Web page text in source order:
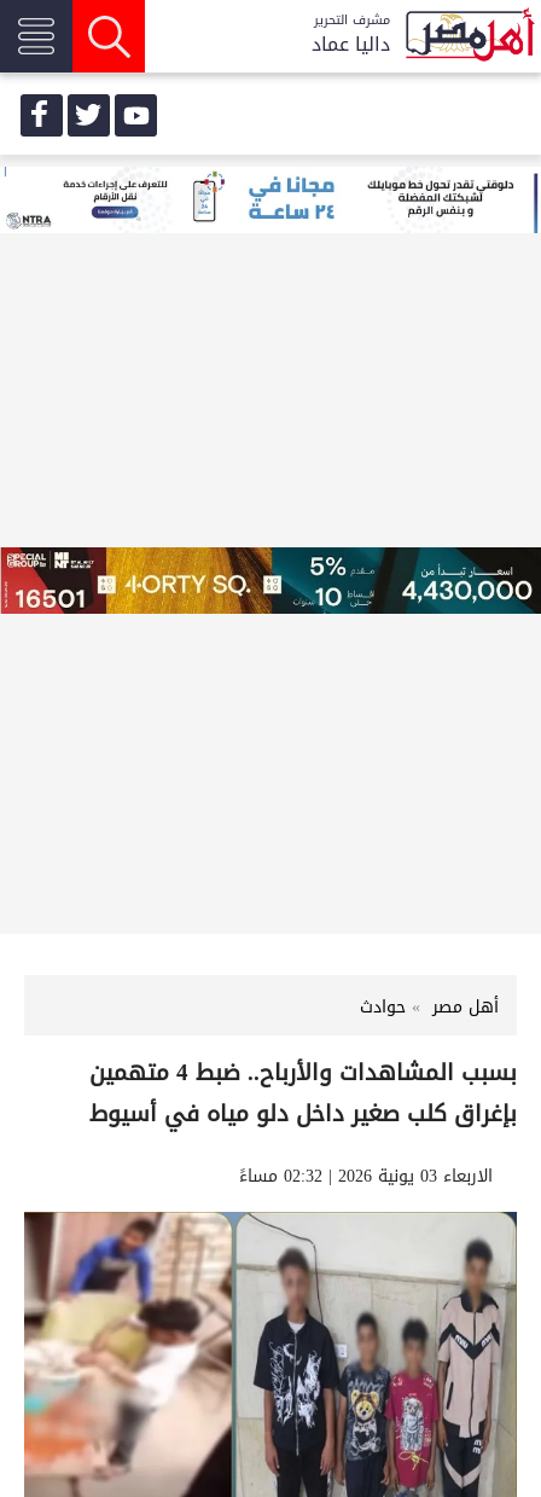
مشرف التحرير
داليا عماد
أهل مصر حوادث
بسبب المشاهدات والأرباح.. ضبط 4 متهمين
بإغراق كلب صغير داخل دلو مياه في أسيوط
الاربعاء 03 يونية 2026 | 02:32 مساءً